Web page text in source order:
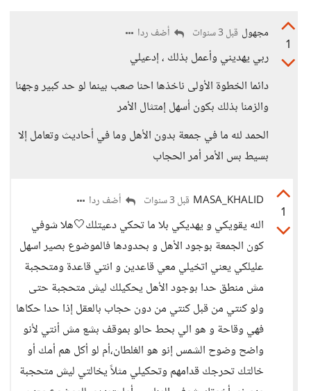
1
مجهول قبل 3 سنوات أضف ردا
ربي يهديني وأعمل بذلك ، إدعيلي
دائما الخطوة الأولى ناخذها احنا صعب بينما لو حد كبير وجهنا
والزمنا بذلك بكون أسهل إمتثال الأمر
الحمد لله ما في جمعة بدون الأهل وما في أحاديث وتعامل إلا
بسيط بس الأمر أمر الحجاب
1
MASA_KHALID قبل 3 سنوات أضف ردا
الله يقويكي و يهديكي بلا ما تحكي دعيتلك🤍هلا شوفي
كون الجمعة بوجود الأهل و بحدودها فالموضوع بصير اسهل
عليلكي يعني اتخيلي معي قاعدين و انتي قاعدة ومتحجبة
مش منطق حدا بوجود الأهل يحكيلك ليش متحجبة حتى
ولو كنتي من قبل كنتي من دون حجاب بالعقل إذا حدا حكاها
فهي وقاحة و هو الي بحط حالو بموقف بشع مش أنتي لأنو
واضح وضوح الشمس إنو هو الغلطان،أم لو أكل هم أمك أو
خالتك تحرجك قدامهم وتحكيلي مثلاً يخالتي ليش متحجبة